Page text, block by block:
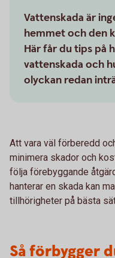
Vattenskada är
hemmet och den
Här får du tips på
vattenskada och
olyckan redan
Att vara väl förberedd
minimera skador och
följa förebyggande
hanterar en skada kan
tillhörigheter på bästa
Så förbygger